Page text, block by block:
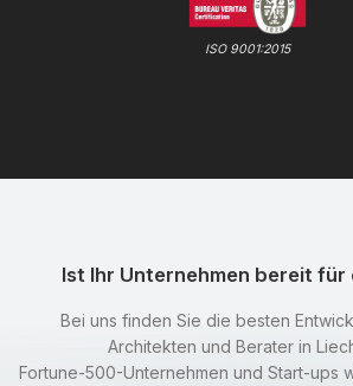
ISO 9001:2015
Ist Ihr Unternehmen bereit für
Bei uns finden Sie die besten
Architekten und Berater in
Fortune-500-Unternehmen und Start-ups